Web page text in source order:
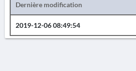
Dernière modification
2019-12-06 08:49:54